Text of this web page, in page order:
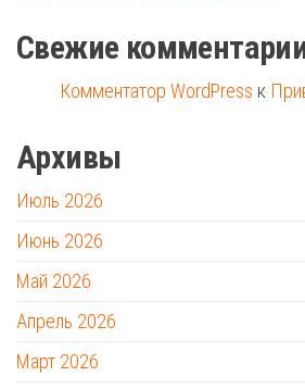
Свежие
Комментатор WordPress к
Архивы
Июль 2026
Июнь 2026
Май 2026
Апрель 2026
Март 2026